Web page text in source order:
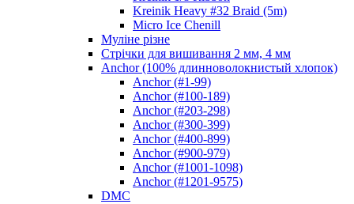
Kreinik Heavy #32 Braid (5m)
Micro Ice Chenill
Муліне різне
Стрічки для вишивання 2 мм, 4 мм
Anchor (100% длинноволокнистый хлопок)
Anchor (#1-99)
Anchor (#100-189)
Anchor (#203-298)
Anchor (#300-399)
Anchor (#400-899)
Anchor (#900-979)
Anchor (#1001-1098)
Anchor (#1201-9575)
DMC